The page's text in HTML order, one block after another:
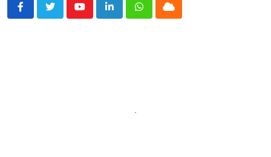
YoutubeLinkedInWhatsappCloud